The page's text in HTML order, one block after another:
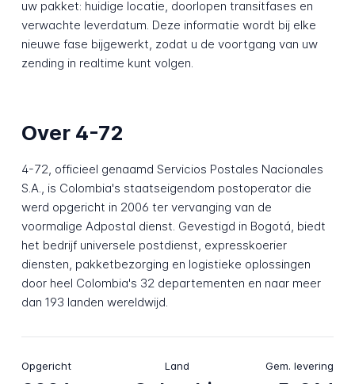
uw pakket: huidige locatie, doorlopen transitfases en
verwachte leverdatum. Deze informatie wordt bij elke
nieuwe fase bijgewerkt, zodat u de voortgang van uw
zending in realtime kunt volgen.
Over 4-72
4-72, officieel genaamd Servicios Postales Nacionales
S.A., is Colombia's staatseigendom postoperator die
werd opgericht in 2006 ter vervanging van de
voormalige Adpostal dienst. Gevestigd in Bogotá, biedt
het bedrijf universele postdienst, expresskoerier
diensten, pakketbezorging en logistieke oplossingen
door heel Colombia's 32 departementen en naar meer
dan 193 landen wereldwijd.
Opgericht Land Gem. levering